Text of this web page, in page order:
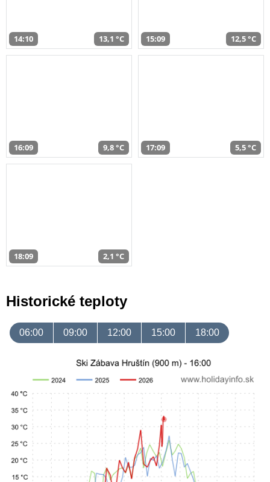
14:10 13,1 °C 15:09 12,5 °C
16:09 9,8 °C 17:09 5,5 °C
18:09 2,1 °C
Historické teploty
06:00 09:00 12:00 15:00 18:00